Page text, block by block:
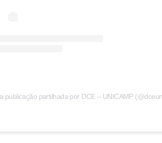
publicação partilhada por DCE – UNICAMP